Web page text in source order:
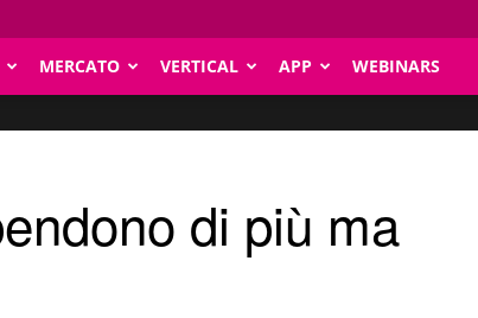
MERCATO VERTICAL APP WEBINARS
di più ma